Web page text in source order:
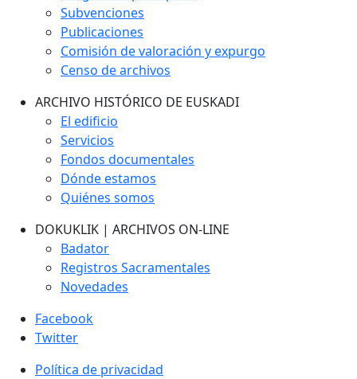
Subvenciones
Publicaciones
Comisión de valoración y expurgo
Censo de archivos
ARCHIVO HISTÓRICO DE EUSKADI
El edificio
Servicios
Fondos documentales
Dónde estamos
Quiénes somos
DOKUKLIK | ARCHIVOS ON-LINE
Badator
Registros Sacramentales
Novedades
Facebook
Twitter
Política de privacidad